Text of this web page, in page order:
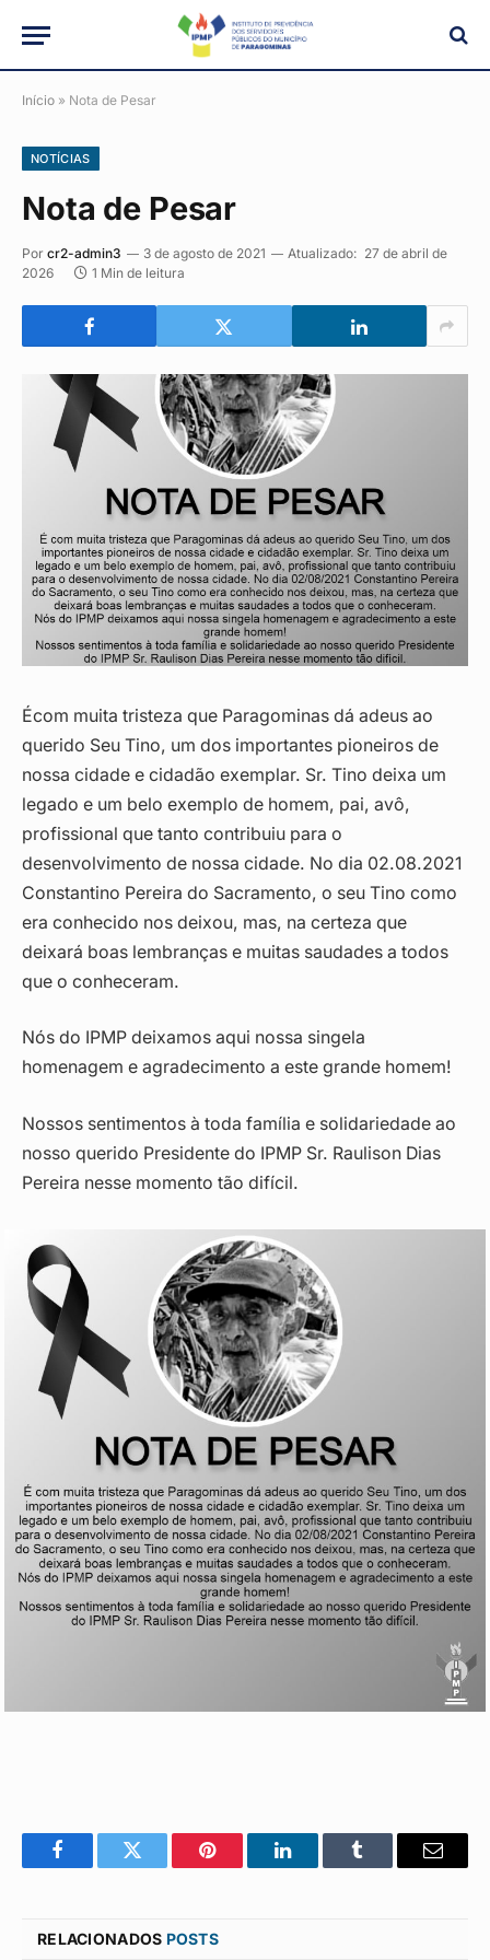
Início » Nota de Pesar
NOTÍCIAS
Nota de Pesar
Por cr2-admin3 3 de agosto de 2021 Atualizado: 27 de abril de
2026
1 Min de leitura
Écom muita tristeza que Paragominas dá adeus ao
querido Seu Tino, um dos importantes pioneiros de
nossa cidade e cidadão exemplar. Sr. Tino deixa um
legado e um belo exemplo de homem, pai, avô,
profissional que tanto contribuiu para o
desenvolvimento de nossa cidade. No dia 02.08.2021
Constantino Pereira do Sacramento, o seu Tino como
era conhecido nos deixou, mas, na certeza que
deixará boas lembranças e muitas saudades a todos
que o conheceram.
Nós do IPMP deixamos aqui nossa singela
homenagem e agradecimento a este grande homem!
Nossos sentimentos à toda família e solidariedade ao
nosso querido Presidente do IPMP Sr. Raulison Dias
Pereira nesse momento tão difícil.
FacebookTwitter Pinterest LinkedInTumblr
E-
RELACIONADOS POSTS